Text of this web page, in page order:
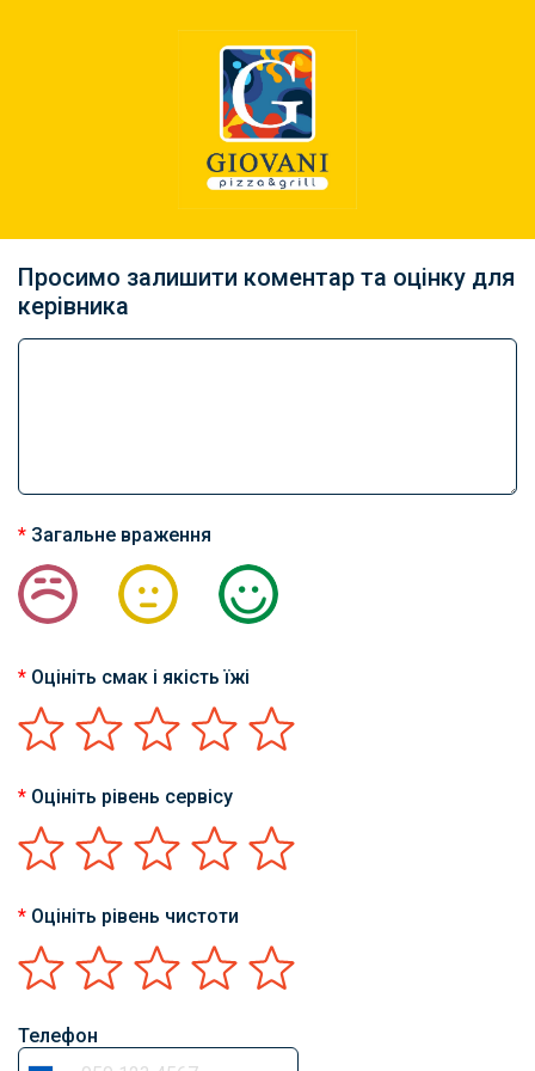
Просимо залишити коментар та оцінку для
керівника
* Загальне враження
* Оцініть смак і якість їжі
* Оцініть рівень сервісу
* Оцініть рівень чистоти
Телефон